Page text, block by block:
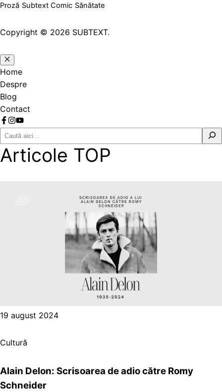
Proză Subtext Comic Sănătate
Copyright © 2026 SUBTEXT.
Home
Despre
Blog
Contact
Articole TOP
19 august 2024
Cultură
Alain Delon: Scrisoarea de adio către Romy
Schneider